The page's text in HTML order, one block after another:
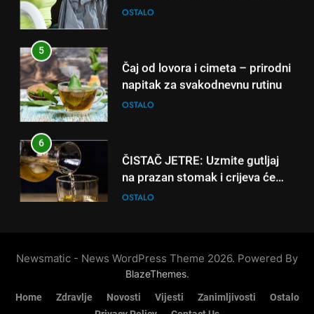
loše varenje
7
5
napitak za svakodnevnu rutinu
OSTALO
6
na prazan stomak i crijeva će
raditi kao sat, zaboravit ćete na
OSTALO
tri znaka najviše vole ogovarati
OSTALO
Newsmatic - News WordPress Theme 2026. Powered By
BlazeThemes.
Home Zdravlje Novosti Vijesti Zanimljivosti
Ostalo